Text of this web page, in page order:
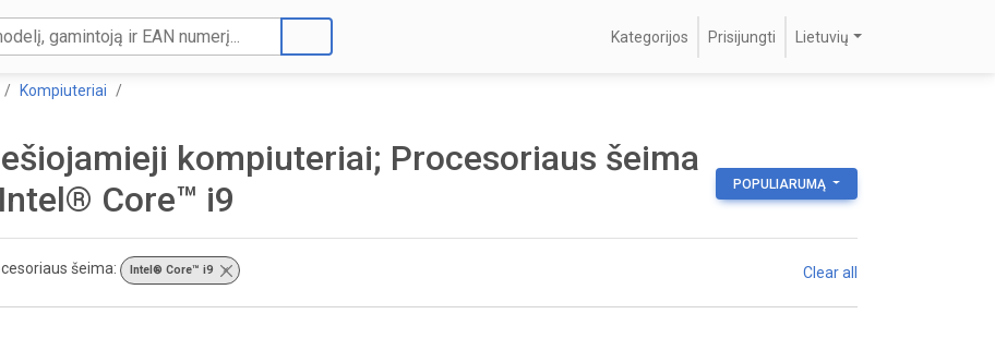
Kategorijos Prisijungti Lietuvių
Kompiuteriai
kompiuteriai; Procesoriaus šeima
Core™ i9
POPULIARUMĄ
šeima: Intel® Core™ i9 × Clear all